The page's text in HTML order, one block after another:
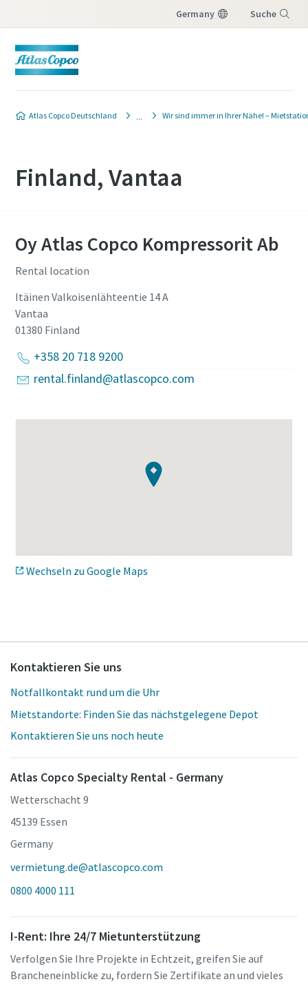
Germany Suche
Atlas Copco Deutschland Wir sind immer in Ihrer Nähe! –
Finland, Vantaa
Oy Atlas Copco Kompressorit Ab
Rental location
Itäinen Valkoisenlähteentie 14 A
Vantaa
01380 Finland
+358 20 718 9200
rental.finland@atlascopco.com
Wechseln zu Google Maps
Kontaktieren Sie uns
Notfallkontakt rund um die Uhr
Mietstandorte: Finden Sie das nächstgelegene Depot
Kontaktieren Sie uns noch heute
Atlas Copco Specialty Rental - Germany
Wetterschacht 9
45139 Essen
Germany
vermietung.de@atlascopco.com
0800 4000 111
I-Rent: Ihre 24/7 Mietunterstützung
Verfolgen Sie Ihre Projekte in Echtzeit, greifen Sie auf
Brancheneinblicke zu, fordern Sie Zertifikate an und vieles